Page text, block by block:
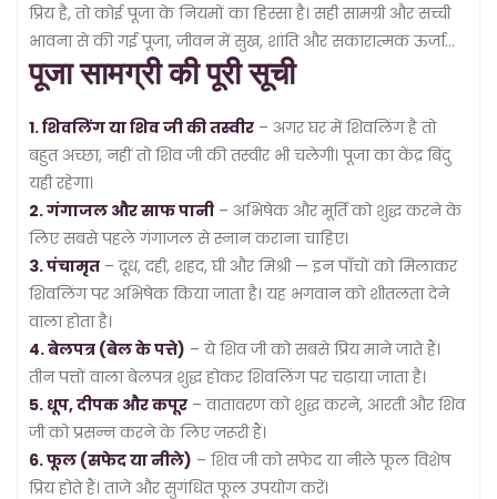
प्रिय है, तो कोई पूजा के नियमों का हिस्सा है। सही सामग्री और सच्ची
भावना से की गई पूजा, जीवन में सुख, शांति और सकारात्मक ऊर्जा
लाती है।
पूजा सामग्री की पूरी सूची
1. शिवलिंग या शिव जी की तस्वीर – अगर घर में शिवलिंग है तो
बहुत अच्छा, नहीं तो शिव जी की तस्वीर भी चलेगी। पूजा का केंद्र बिंदु
यही रहेगा।
2. गंगाजल और साफ पानी – अभिषेक और मूर्ति को शुद्ध करने के
लिए सबसे पहले गंगाजल से स्नान कराना चाहिए।
3. पंचामृत – दूध, दही, शहद, घी और मिश्री — इन पाँचों को मिलाकर
शिवलिंग पर अभिषेक किया जाता है। यह भगवान को शीतलता देने
वाला होता है।
4. बेलपत्र (बेल के पत्ते) – ये शिव जी को सबसे प्रिय माने जाते हैं।
तीन पत्तों वाला बेलपत्र शुद्ध होकर शिवलिंग पर चढ़ाया जाता है।
5. धूप, दीपक और कपूर – वातावरण को शुद्ध करने, आरती और शिव
जी को प्रसन्न करने के लिए ज़रूरी हैं।
6. फूल (सफेद या नीले) – शिव जी को सफेद या नीले फूल विशेष
प्रिय होते हैं। ताजे और सुगंधित फूल उपयोग करें।